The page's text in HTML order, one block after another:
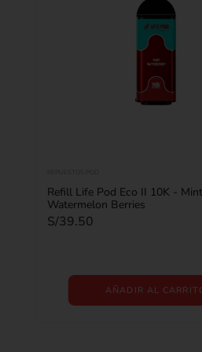
Refill Life Pod Eco II 10K - Mint
Watermelon Berries
S/39.50
AÑADIR AL